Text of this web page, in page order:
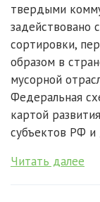
твердыми
задействовано
сортировки,
образом в
мусорной
Федеральная
картой
субъектов РФ и
Читать далее